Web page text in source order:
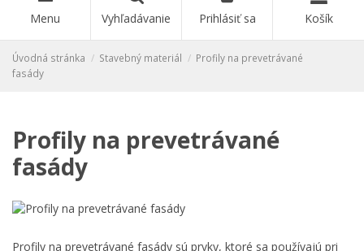
Menu Vyhľadávanie Prihlásiť sa Košík
Úvodná stránka Stavebný materiál
Profily na prevetrávané
fasády
Profily na prevetrávané
fasády
Profily na prevetrávané fasády sú prvky, ktoré sa používajú pri